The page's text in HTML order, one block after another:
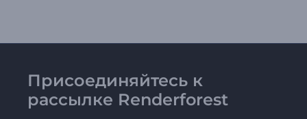
Присоединяйтесь к
рассылке Renderforest